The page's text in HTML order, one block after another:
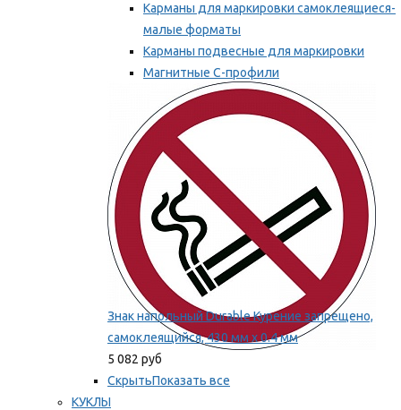
Карманы для маркировки самоклеящиеся-
малые форматы
Карманы подвесные для маркировки
Магнитные С-профили
Напольная маркировка
Мы рекомендуем
Знак напольный Durable Курение запрещено,
самоклеящийся, 430 мм х 0.4 мм
5 082 руб
СкрытьПоказать все
КУКЛЫ